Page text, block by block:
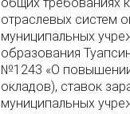
отраслевых систем
муниципальных
образования
№1243 «О
окладов), ставок
муниципальных